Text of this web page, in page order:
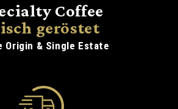
Coffee
geröstet
Origin & Single Estate